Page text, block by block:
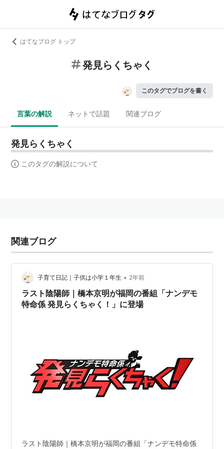
はてなブログ トップ
発見らくちゃく
このタグでブログを書く
言葉の解説 ネットで話題 関連ブログ
発見らくちゃく
このタグの解説について
関連ブログ
子育て日記｜子供は小学１年生 • 2年前
ラスト陰陽師｜橋本京明が福岡の番組「ナンデモ
特命係 発見らくちゃく！」に登場
ラスト陰陽師｜橋本京明が福岡の番組「ナンデモ特命係